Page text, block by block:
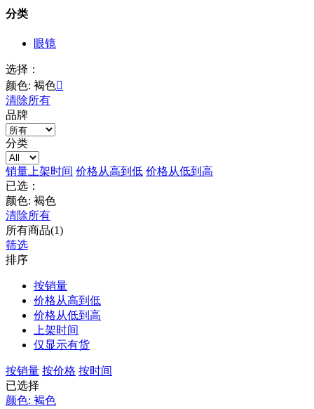
分类
眼镜
选择：
颜色: 褐色
清除所有
品牌
分类
销量 上架时间 价格从高到低 价格从低到高
已选：
颜色: 褐色
清除所有
所有商品(1)
筛选
排序
按销量
价格从高到低
价格从低到高
上架时间
仅显示有货
按销量 按价格 按时间
已选择
颜色: 褐色